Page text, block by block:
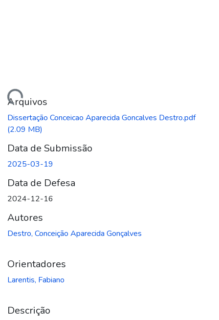
Arquivos
Dissertação Conceicao Aparecida Goncalves Destro.pdf
(2.09 MB)
Data de Submissão
2025-03-19
Data de Defesa
2024-12-16
Autores
Destro, Conceição Aparecida Gonçalves
Orientadores
Larentis, Fabiano
Descrição